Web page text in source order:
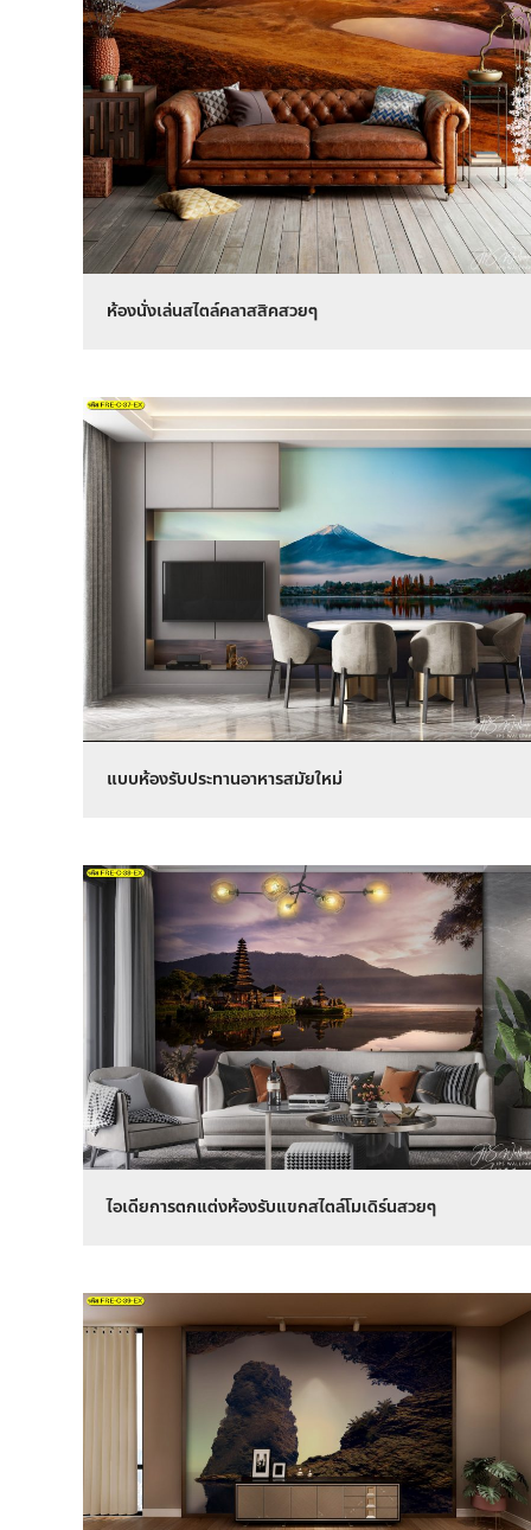
ห้องนั่งเล่นสไตล์คลาสสิคสวยๆ
แบบห้องรับประทานอาหารสมัยใหม่
ไอเดียการตกแต่งห้องรับแขกสไตล์โมเดิร์นสวยๆ